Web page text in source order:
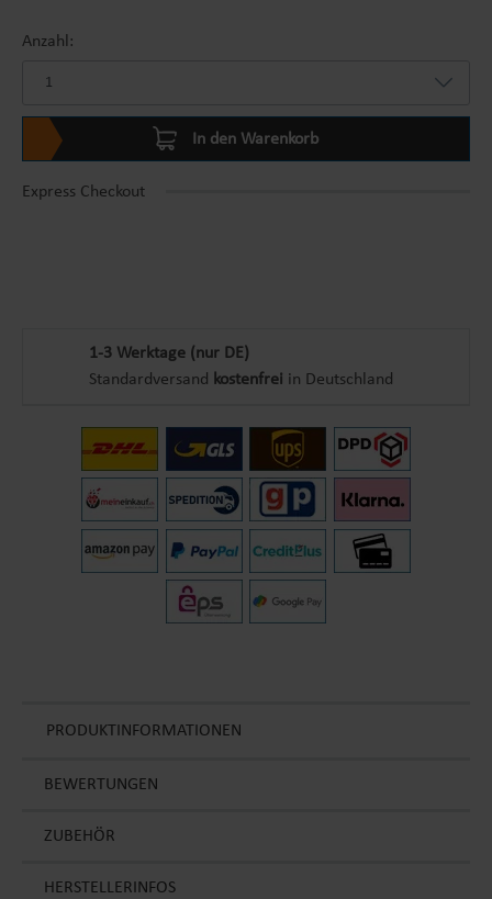
Anzahl:
In den Warenkorb
Express Checkout
1-3 Werktage (nur DE)
Standardversand kostenfrei in Deutschland
PRODUKTINFORMATIONEN
BEWERTUNGEN
ZUBEHÖR
HERSTELLERINFOS